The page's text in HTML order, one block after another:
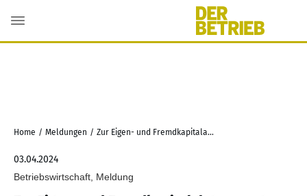
Home / Meldungen / Zur Eigen- und Fremdkapitalabgrenzung von Finanzinstrumenten nach IFRS
03.04.2024
Betriebswirtschaft, Meldung